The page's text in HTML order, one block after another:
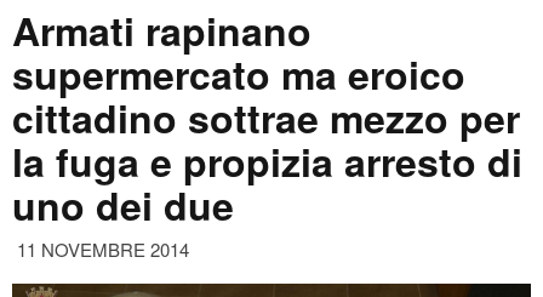
Armati rapinano
supermercato ma eroico
cittadino sottrae mezzo per
la fuga e propizia arresto di
uno dei due
11 NOVEMBRE 2014